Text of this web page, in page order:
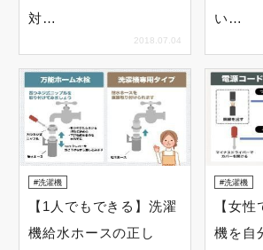
対…
2018.07.04
い…
洗濯機
【1人でもできる】洗濯
機給水ホースの正し
洗濯機
【女
機を自